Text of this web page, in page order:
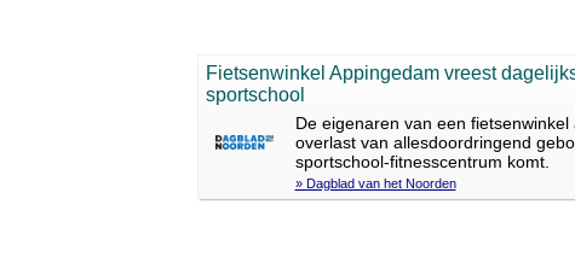
Fietsenwinkel Appingedam vreest
sportschool
De eigenaren van een
overlast van allesdoordringend
sportschool-fitnesscentrum komt.
» Dagblad van het Noorden